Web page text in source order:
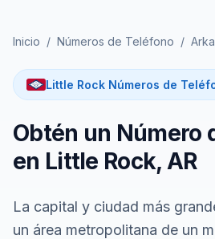
Inicio / Números de Teléfono /
Little Rock Números de
Obtén un Número
en Little Rock, AR
La capital y ciudad más
un área metropolitana de un